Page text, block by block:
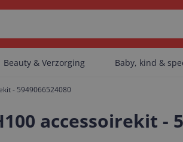
Beauty & Verzorging Baby, kind &
- 5949066524080
accessoirekit -